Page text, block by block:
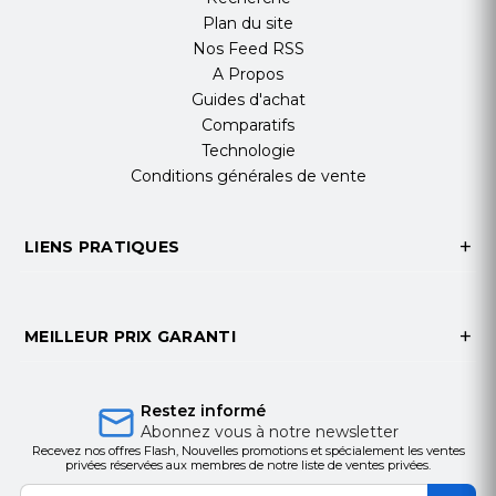
leur inspiration à ce sujet
affichage professionnel.
De multiples outils pédagogiques pour répondre
aux besoins de la classe
Écriture 20 points / Précision d'écriture 1 mm /
Outils intelligents +-
toucher et d'écrire en même temps, et le temps
classe.
améliorer l’efficacité de l’enseignement.
Horion K6A offre une variété d'outils de dessin
intelligents tels que
Plan du site
Nos Feed RSS
A Propos
Guides d'achat
Comparatifs
Technologie
Conditions générales de vente
LIENS PRATIQUES
MEILLEUR PRIX GARANTI
Restez informé
Abonnez vous à notre newsletter
Recevez nos offres Flash, Nouvelles promotions et spécialement les ventes
privées réservées aux membres de notre liste de ventes privées.